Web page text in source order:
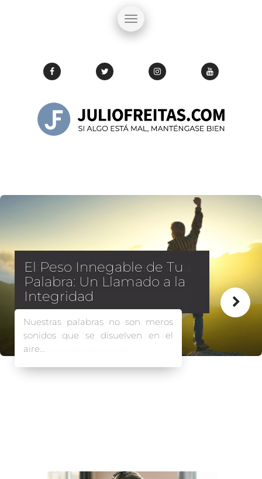
Una inversión para la vida
El pasado Domingo completamos
21 días de abstinencia de
informaciones seculares.